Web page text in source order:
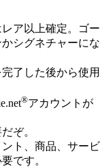
ア以上確定。ゴー
シグネチャーにな
了した後から使用
®アカウントが
ぞ。
ト、商品、サービ
です。